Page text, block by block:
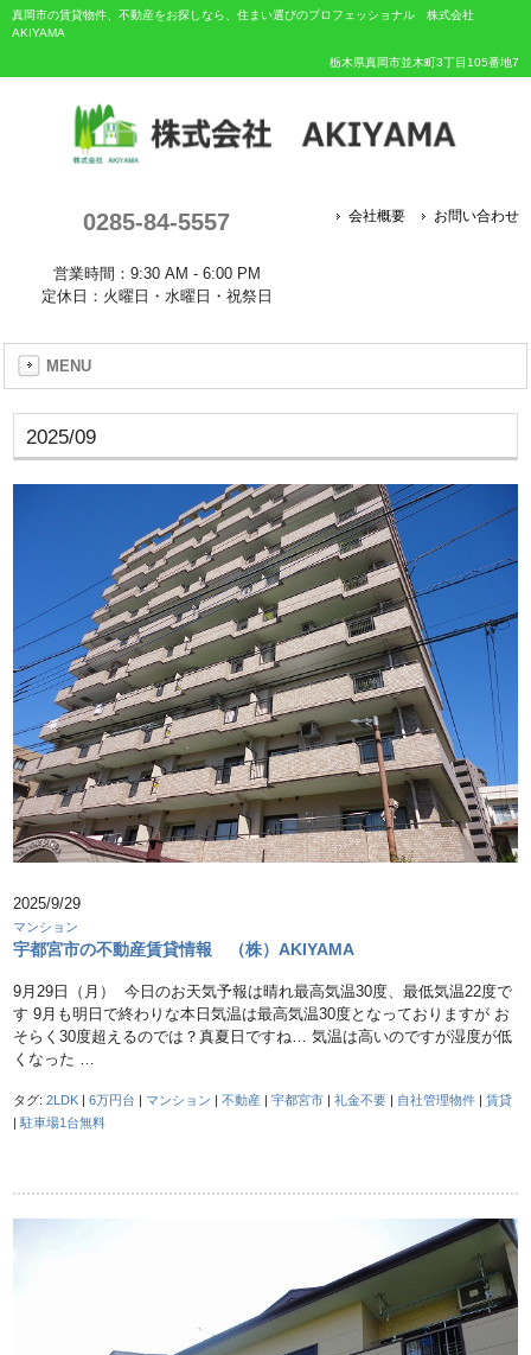
真岡市の賃貸物件、不動産をお探しなら、住まい選びのプロフェッショナル 株式会社
AKIYAMA
栃木県真岡市並木町3丁目105番地7
0285-84-5557
営業時間：9:30 AM - 6:00 PM
定休日：火曜日・水曜日・祝祭日
会社概要 お問い合わせ
MENU
2025/09
2025/9/29
マンション
宇都宮市の不動産賃貸情報 （株）AKIYAMA
9月29日（月） 今日のお天気予報は晴れ最高気温30度、最低気温22度で
す 9月も明日で終わりな本日気温は最高気温30度となっておりますが お
そらく30度超えるのでは？真夏日ですね… 気温は高いのですが湿度が低
くなった …
タグ:2LDK |6万円台 | マンション |不動産 |宇都宮市 |礼金不要 | 自社管理物件 |賃貸
|駐車場1台無料